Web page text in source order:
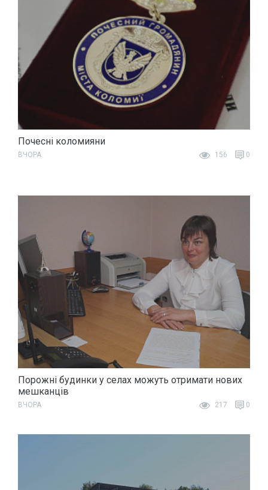
Почесні коломияни
ВЧОРА 156 0
Порожні будинки у селах можуть отримати нових
мешканців
ВЧОРА 217 0